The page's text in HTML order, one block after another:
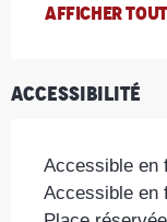
AFFICHER
Accessibilité
Accessible en
Accessible en